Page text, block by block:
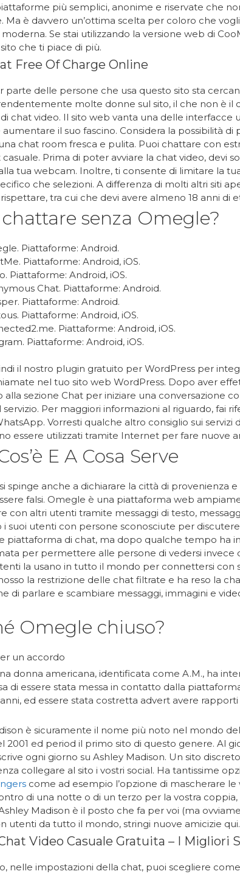
più semplici, anonime e riservate che
Ma è davvero un’ottima scelta per coloro che
Se stai utilizzando la versione web di
che ti piace di più.
Free Of Charge Online
parte delle persone che usa questo sito sta
molte donne sul sito, il che non è il
di chat video. Il sito web vanta una delle
il suo fascino. Considera la possibilità di
chat room fresca e pulita. Puoi chattare con
casuale. Prima di poter avviare la chat video, devi
tua webcam. Inoltre, ti consente di limitare la
che selezioni. A differenza di molti altri siti
tra cui che devi avere almeno 18 anni di
senza Omegle?
Piattaforme: Android.
Piattaforme: Android, iOS.
Piattaforme: Android, iOS.
Chat. Piattaforme: Android.
Piattaforme: Android.
Piattaforme: Android, iOS.
Piattaforme: Android, iOS.
Piattaforme: Android, iOS.
il nostro plugin gratuito per WordPress per
nel tuo sito web WordPress. Dopo aver
alla sezione Chat per iniziare una conversazione
servizio. Per maggiori informazioni al riguardo, fai
Vorresti qualche altro consiglio sui servizi
essere utilizzati tramite Internet per fare nuove
E A Cosa Serve
spinge anche a dichiarare la città di provenienza
falsi. Omegle è una piattaforma web
con altri utenti tramite messaggi di testo,
suoi utenti con persone sconosciute per
piattaforma di chat, ma dopo qualche tempo ha
per permettere alle persone di vedersi invece
la usano in tutto il mondo per connettersi con
la restrizione delle chat filtrate e ha reso la
di parlare e scambiare messaggi, immagini e
Omegle chiuso?
un accordo
donna americana, identificata come A.M., ha
di essere stata messa in contatto dalla
anni, ed essere stata costretta advert avere
è sicuramente il nome più noto nel mondo
2001 ed period il primo sito di questo genere. Al
ogni giorno su Ashley Madison. Un sito
collegare al sito i vostri social. Ha tantissime
come ad esempio l’opzione di mascherare
di una notte o di un terzo per la vostra
Madison è il posto che fa per voi (ma
utenti da tutto il mondo, stringi nuove amicizie qui.
Video Casuale Gratuita – I Migliori
nelle impostazioni della chat, puoi scegliere